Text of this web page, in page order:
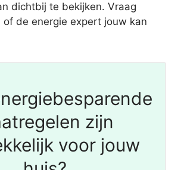
dichtbij te bekijken. Vraag
of de energie expert jouw kan
zijn
voor jouw